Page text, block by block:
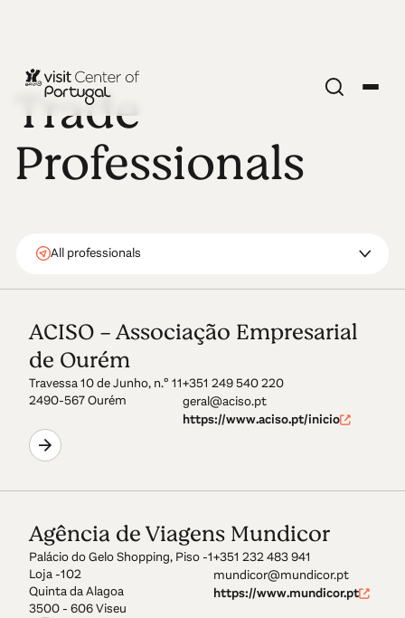
Trade
Professionals
All professionals
ACISO - Associação Empresarial
de Ourém
Travessa 10 de Junho, n.º 11
2490-567 Ourém
+351 249 540 220
geral@aciso.pt
https://www.aciso.pt/inicio
Agência de Viagens Mundicor
Palácio do Gelo Shopping, Piso -1
Loja -102
Quinta da Alagoa
3500 - 606 Viseu
+351 232 483 941
mundicor@mundicor.pt
https://www.mundicor.pt